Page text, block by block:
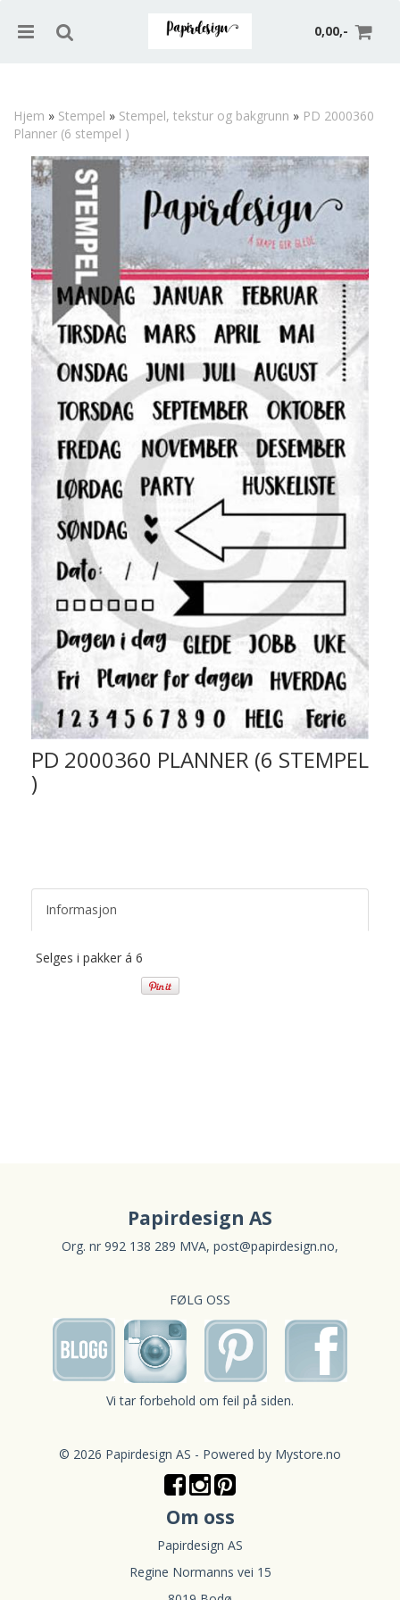
0,00,-
Hjem » Stempel » Stempel, tekstur og bakgrunn » PD 2000360
Planner (6 stempel )
PD 2000360 PLANNER (6 STEMPEL
)
Informasjon
Selges i pakker á 6
Papirdesign AS
Org. nr 992 138 289 MVA, post@papirdesign.no,
FØLG OSS
Vi tar forbehold om feil på siden.
© 2026 Papirdesign AS - Powered by Mystore.no
Om oss
Papirdesign AS
Regine Normanns vei 15